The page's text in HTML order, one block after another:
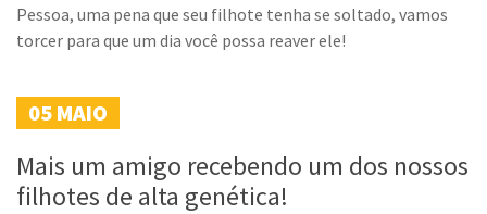
Pessoa, uma pena que seu filhote tenha se soltado, vamos
torcer para que um dia você possa reaver ele!
05 MAIO
Mais um amigo recebendo um dos nossos
filhotes de alta genética!